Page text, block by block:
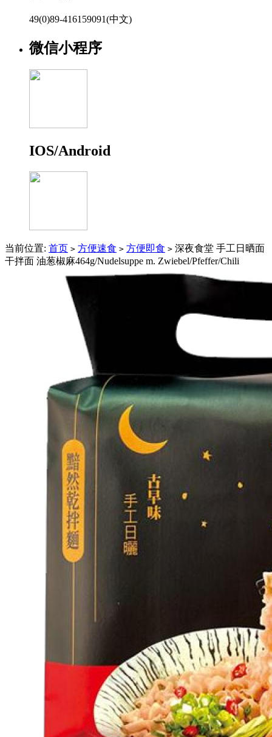
49(0)89-416159091(中文)
微信小程序
IOS/Android
当前位置: 首页 > 方便速食 > 方便即食 > 深夜食堂 手工日晒面
干拌面 油葱椒麻464g/Nudelsuppe m. Zwiebel/Pfeffer/Chili